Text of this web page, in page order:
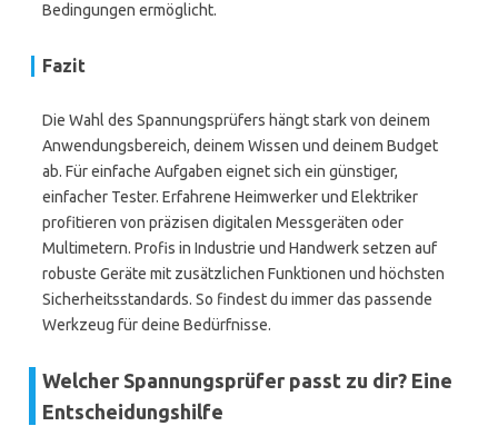
Bedingungen ermöglicht.
Fazit
Die Wahl des Spannungsprüfers hängt stark von deinem
Anwendungsbereich, deinem Wissen und deinem Budget
ab. Für einfache Aufgaben eignet sich ein günstiger,
einfacher Tester. Erfahrene Heimwerker und Elektriker
profitieren von präzisen digitalen Messgeräten oder
Multimetern. Profis in Industrie und Handwerk setzen auf
robuste Geräte mit zusätzlichen Funktionen und höchsten
Sicherheitsstandards. So findest du immer das passende
Werkzeug für deine Bedürfnisse.
Welcher Spannungsprüfer passt zu dir? Eine
Entscheidungshilfe